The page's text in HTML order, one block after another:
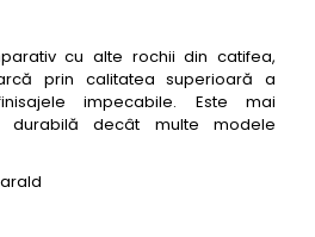
cu alte rochii din catifea,
prin calitatea superioară a
impecabile. Este mai
decât multe modele